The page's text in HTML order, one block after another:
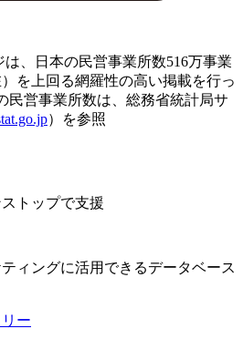
、日本の民営事業所数516万事業
を上回る網羅性の高い掲載を行っ
民営事業所数は、総務省統計局サ
）を参照
トップで支援
ィングに活用できるデータベース